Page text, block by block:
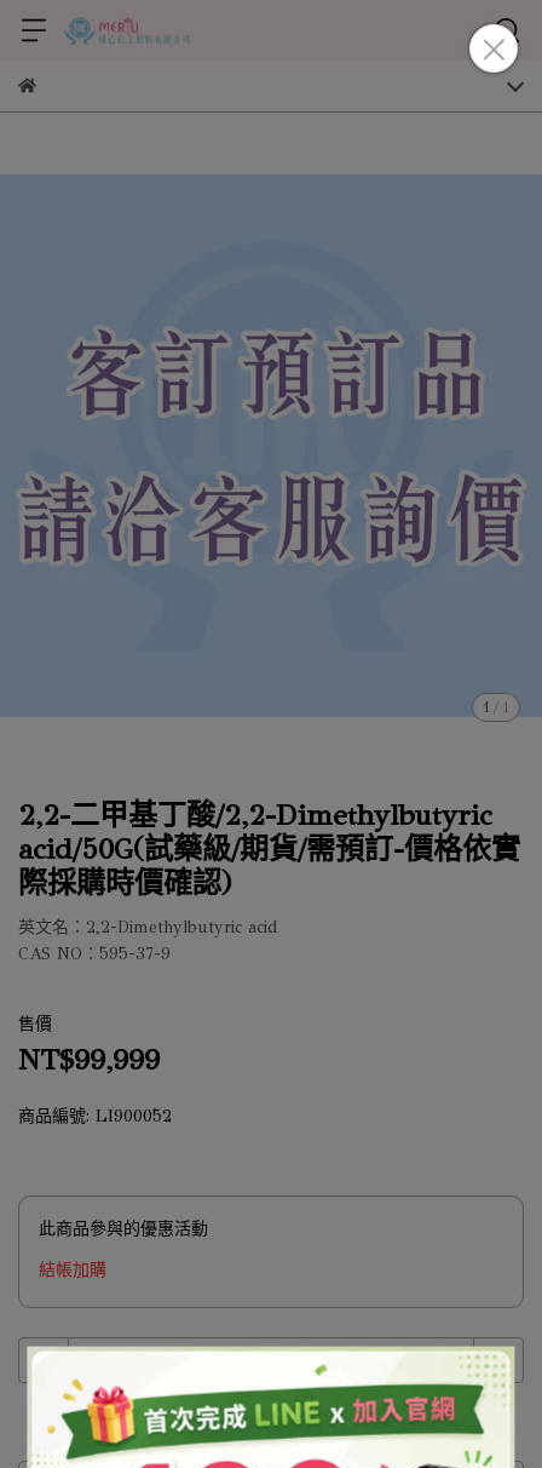
1 / 1
2,2-二甲基丁酸/2,2-Dimethylbutyric
acid/50G(試藥級/期貨/需預訂-價格依實
際採購時價確認)
英文名：2,2-Dimethylbutyric acid
CAS NO：595-37-9
售價
NT$99,999
商品編號: LI900052
此商品參與的優惠活動
結帳加購